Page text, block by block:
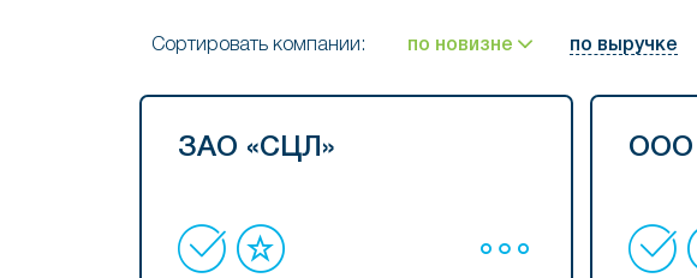
Сортировать компании: по новизне по выручке
ЗАО «СЦЛ» ООО